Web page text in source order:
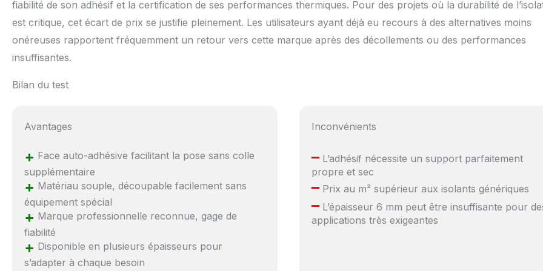
fiabilité de son adhésif et la certification de ses performances thermiques. Pour des projets où la durabilité de
est critique, cet écart de prix se justifie pleinement. Les utilisateurs ayant déjà eu recours à des alternatives moins
onéreuses rapportent fréquemment un retour vers cette marque après des décollements ou des performances
insuffisantes.
Bilan du test
Avantages
+ Face auto-adhésive facilitant la pose sans colle
supplémentaire
+ Matériau souple, découpable facilement sans
équipement spécial
+ Marque professionnelle reconnue, gage de
fiabilité
+ Disponible en plusieurs épaisseurs pour
s’adapter à chaque besoin
Inconvénients
– L’adhésif nécessite un support parfaitement
propre et sec
– Prix au m² supérieur aux isolants génériques
– L’épaisseur 6 mm peut être insuffisante pour
applications très exigeantes